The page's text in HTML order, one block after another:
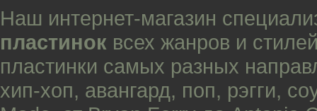
Наш интернет-магазин
пластинок всех жанров и
пластинки самых разных
хип-хоп, авангард, поп, рэгги,